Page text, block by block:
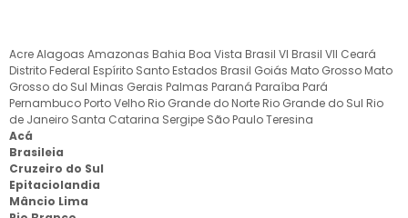
AcreAlagoas Amazonas Bahia Boa Vista Brasil VI Brasil VII Ceará
Distrito Federal Espírito Santo Estados Brasil Goiás Mato Grosso Mato
Grosso do Sul Minas Gerais Palmas Paraná Paraíba Pará
Pernambuco Porto Velho Rio Grande do Norte Rio Grande do Sul Rio
de Janeiro Santa Catarina Sergipe São PauloTeresina
Acá
Brasileia
Cruzeiro do Sul
Epitaciolandia
Mâncio Lima